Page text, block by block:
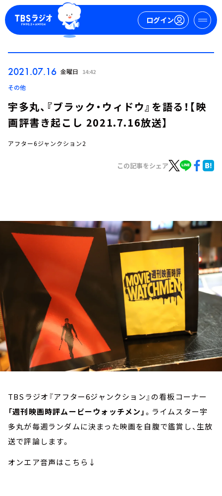
ログイン
お知らせ
イベント・グッズ
会社情報
2021.07.16 金曜日 14:42
その他
宇多丸、『ブラック・ウィドウ』を語る！【映
画評書き起こし 2021.7.16放送】
アフター6ジャンクション2
この記事をシェア
TBSラジオ『アフター6ジャンクション』の看板コーナー
「週刊映画時評ムービーウォッチメン」。ライムスター宇
多丸が毎週ランダムに決まった映画を自腹で鑑賞し、生放
送で評論します。
オンエア音声はこちら↓